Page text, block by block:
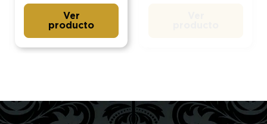
Ver
producto